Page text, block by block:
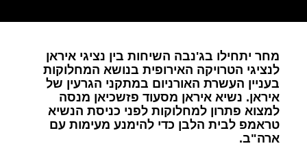
מחר יתחילו בג'נבה השיחות בין נציגי איראן
לנציגי הטרויקה האירופית בנושא המחלוקות
בעניין העשרת האורניום במתקני הגרעין של
איראן. נשיא איראן מסעוד פזשכיאן מנסה
למצוא פתרון למחלוקות לפני כניסת הנשיא
טראמפ לבית הלבן כדי להימנע מעימות עם
ארה"ב.